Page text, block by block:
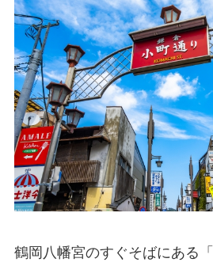
鶴岡八幡宮のすぐそばにある